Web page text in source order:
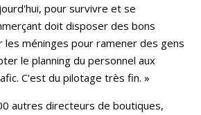
pour survivre et se
doit disposer des bons
méninges pour ramener des gens
le planning du personnel aux
C'est du pilotage très fin. »
autres directeurs de boutiques,